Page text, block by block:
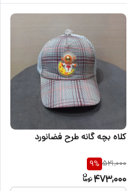
کلاه بچه گانه طرح فضانورد
521,000
9%
473,000